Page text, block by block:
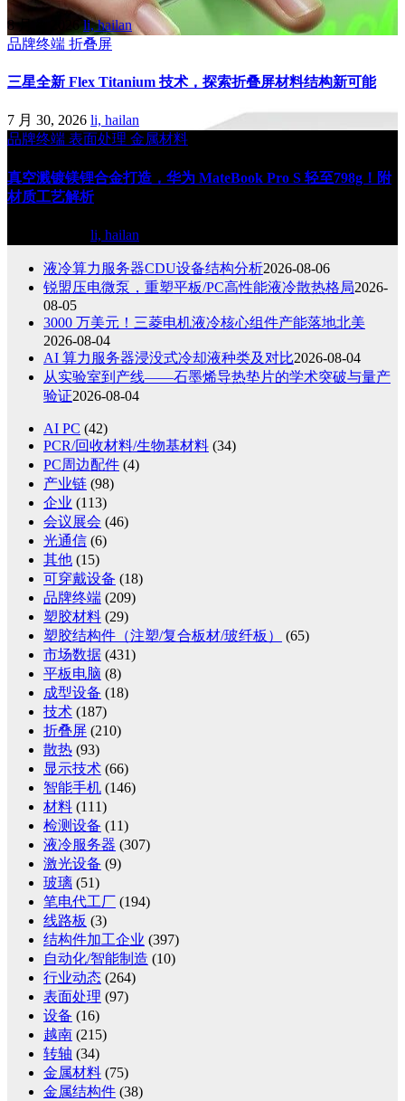
8 月 4, 2026li, hailan
品牌终端 折叠屏
三星全新 Flex Titanium 技术，探索折叠屏材料结构新可能
7 月 30, 2026 li, hailan
品牌终端 表面处理 金属材料
真空溅镀镁锂合金打造，华为 MateBook Pro S 轻至798g！附
材质工艺解析
li, hailan
液冷算力服务器CDU设备结构分析2026-08-06
锐盟压电微泵，重塑平板/PC高性能液冷散热格局2026-
08-05
3000 万美元！三菱电机液冷核心组件产能落地北美
2026-08-04
AI 算力服务器浸没式冷却液种类及对比2026-08-04
从实验室到产线——石墨烯导热垫片的学术突破与量产
验证2026-08-04
AI PC (42)
PCR/回收材料/生物基材料 (34)
PC周边配件 (4)
产业链 (98)
企业 (113)
会议展会 (46)
光通信 (6)
其他 (15)
可穿戴设备 (18)
品牌终端 (209)
塑胶材料 (29)
塑胶结构件（注塑/复合板材/玻纤板）
(65)
市场数据 (431)
平板电脑 (8)
成型设备 (18)
技术 (187)
折叠屏 (210)
散热 (93)
显示技术 (66)
智能手机 (146)
材料 (111)
检测设备 (11)
液冷服务器 (307)
激光设备 (9)
玻璃 (51)
笔电代工厂 (194)
线路板 (3)
结构件加工企业 (397)
自动化/智能制造 (10)
行业动态 (264)
表面处理 (97)
设备 (16)
越南 (215)
转轴 (34)
金属材料 (75)
金属结构件 (38)